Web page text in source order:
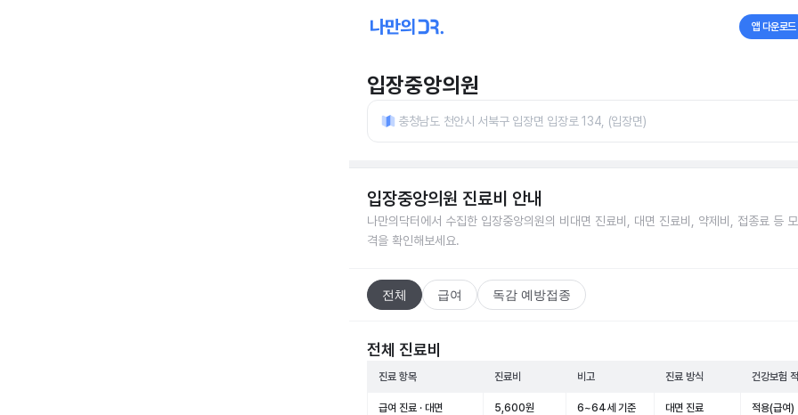
앱 다운로드
입장중앙의원
충청남도 천안시 서북구 입장면 입장로 134, (입장면)
입장중앙의원 진료비 안내
나만의닥터에서 수집한 입장중앙의원의 비대면 진료비, 대면 진료비, 약제비, 접종료 등
격을 확인해보세요.
전체 급여 독감 예방접종
전체 진료비
진료 항목 진료비 비고 진료 방식 건강보험
급여 진료 · 대면 5,600원 6~64세 기준 대면 진료 적용(급여)